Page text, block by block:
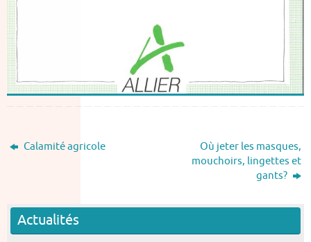
Calamité agricole
Où jeter les masques,
mouchoirs, lingettes et
gants?
Actualités